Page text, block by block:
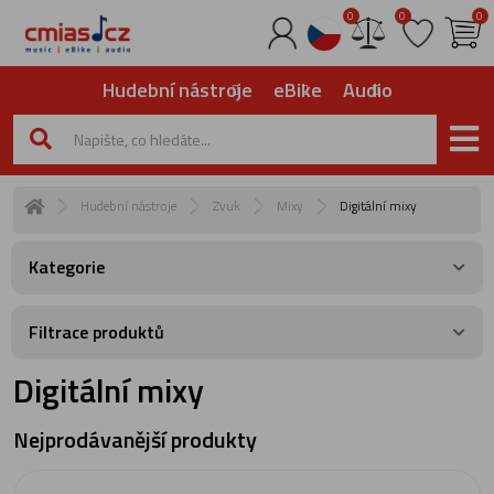
0 0 0
Hudební nástroje eBike Audio
Hudební nástroje Zvuk Mixy Digitální mixy
Kategorie
Filtrace produktů
Digitální mixy
Nejprodávanější produkty